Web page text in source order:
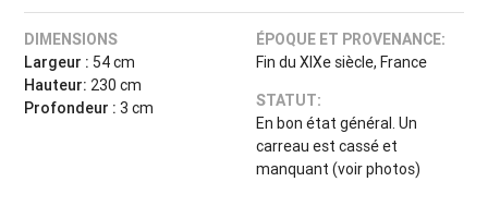
DIMENSIONS
Largeur : 54 cm
Hauteur: 230 cm
Profondeur : 3 cm
ÉPOQUE ET PROVENANCE:
Fin du XIXe siècle, France
STATUT:
En bon état général. Un
carreau est cassé et
manquant (voir photos)